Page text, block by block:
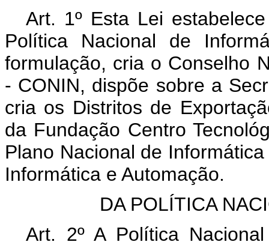
Art. 1º Esta Lei
Política Nacional de
formulação, cria o Conselho
- CONIN, dispõe sobre a
cria os Distritos de
da Fundação Centro
Plano Nacional de
Informática e Automação.
DA POLÍTICA
Art. 2º A Política